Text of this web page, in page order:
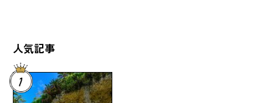
人気記事